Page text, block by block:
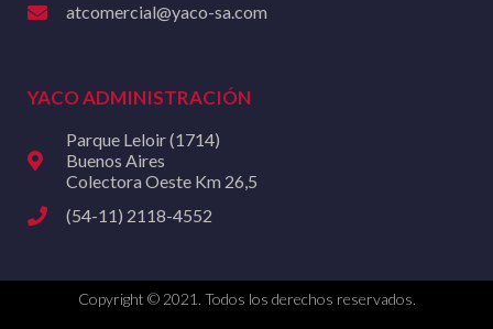
atcomercial@yaco-sa.com
YACO ADMINISTRACIÓN
Parque Leloir (1714)
Buenos Aires
Colectora Oeste Km 26,5
(54-11) 2118-4552
Copyright © 2021. Todos los derechos reservados.